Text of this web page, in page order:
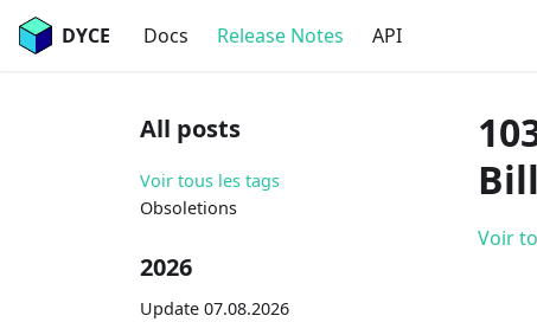
DYCE Docs Release Notes API
All posts
Voir tous les tags
Obsoletions
2026
Update 07.08.2026
Voir